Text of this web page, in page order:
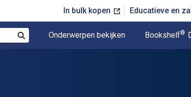
In bulk kopen Educatieve en
Onderwerpen bekijken Bookshelf®